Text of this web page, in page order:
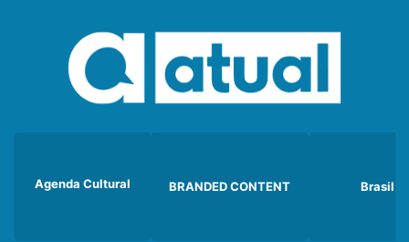
Agenda Cultural BRANDED CONTENT Brasil